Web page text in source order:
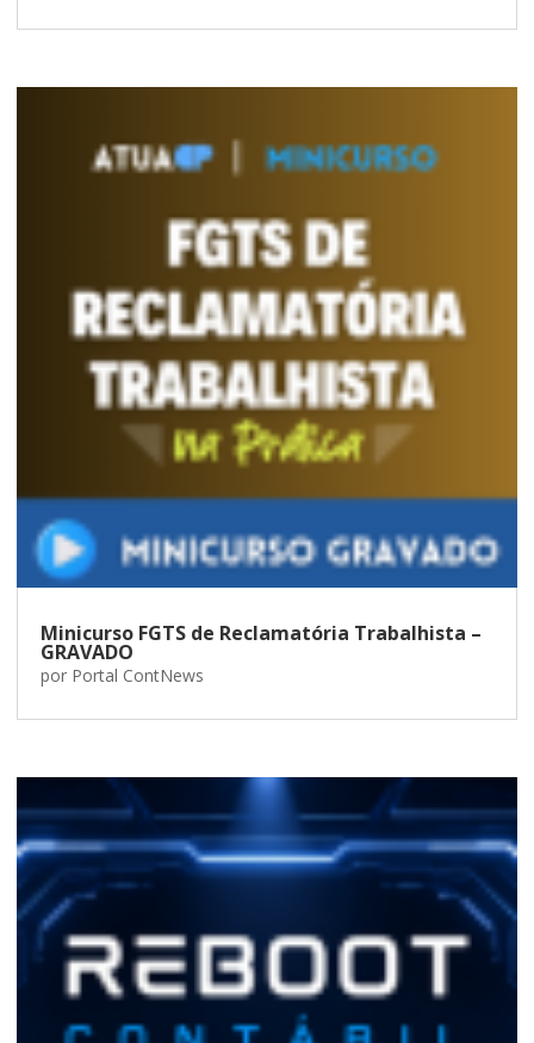
Minicurso FGTS de Reclamatória Trabalhista –
GRAVADO
por Portal ContNews